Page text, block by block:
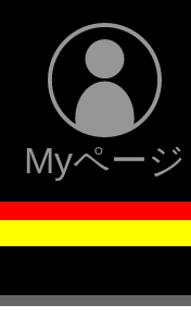
Myページ